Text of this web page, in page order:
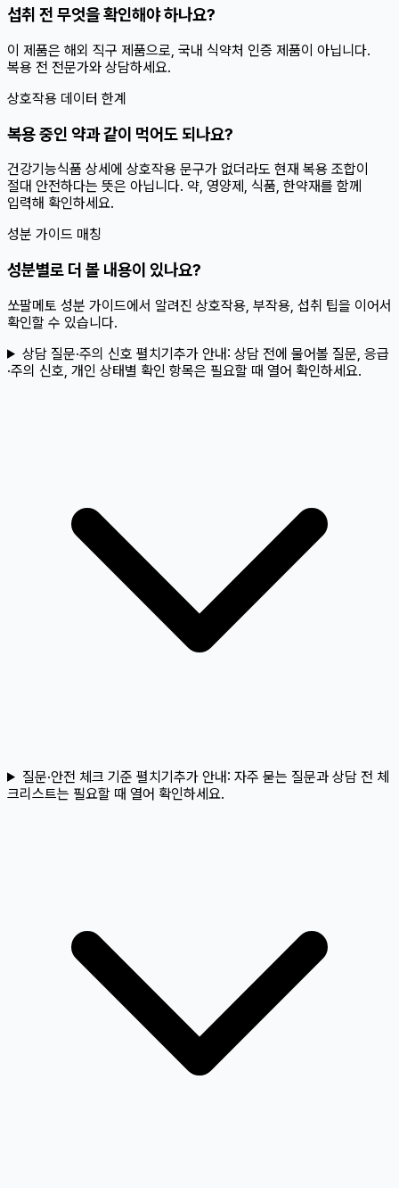
섭취 전 무엇을 확인해야 하나요?
이 제품은 해외 직구 제품으로, 국내 식약처 인증 제품이 아닙니다.
복용 전 전문가와 상담하세요.
상호작용 데이터 한계
복용 중인 약과 같이 먹어도 되나요?
건강기능식품 상세에 상호작용 문구가 없더라도 현재 복용 조합이
절대 안전하다는 뜻은 아닙니다. 약, 영양제, 식품, 한약재를 함께
입력해 확인하세요.
성분 가이드 매칭
성분별로 더 볼 내용이 있나요?
쏘팔메토 성분 가이드에서 알려진 상호작용, 부작용, 섭취 팁을 이어서
확인할 수 있습니다.
상담 질문·주의 신호 펼치기추가 안내: 상담 전에 물어볼 질문, 응급
·주의 신호, 개인 상태별 확인 항목은 필요할 때 열어 확인하세요.
질문·안전 체크 기준 펼치기추가 안내: 자주 묻는 질문과 상담 전 체
크리스트는 필요할 때 열어 확인하세요.